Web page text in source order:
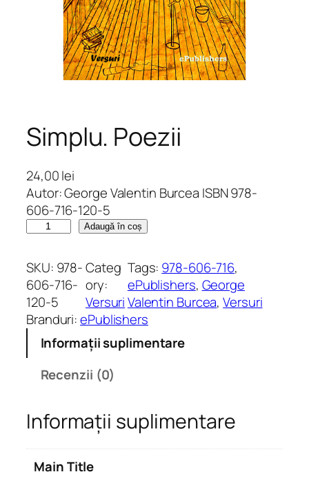
Simplu. Poezii
24,00lei
Autor: George Valentin Burcea ISBN 978-
606-716-120-5
n
t
i
t
a
m
p
l
Adaugă în coș
SKU: 978-
606-716-
120-5
Categ
ory:
Versuri
Tags: 978-606-716
ePublishers, George
Valentin Burcea, Versuri
Branduri:ePublishers
Informații suplimentare
Recenzii (0)
Informații suplimentare
Main Title